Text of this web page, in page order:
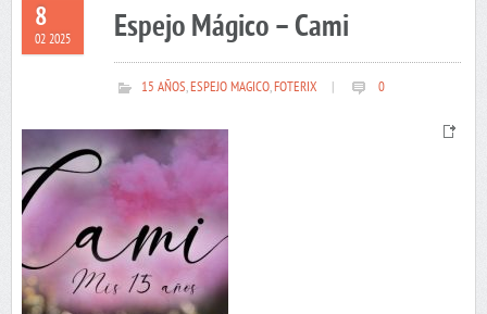
8
02 2025 Espejo Mágico – Cami
15 AÑOS,ESPEJO MAGICO,FOTERIX 0